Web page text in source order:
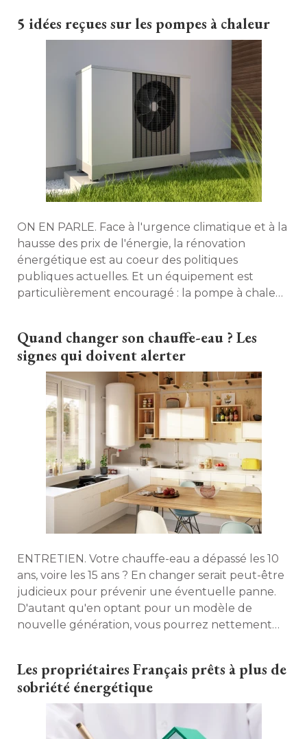
5 idées reçues sur les pompes à chaleur
ON EN PARLE. Face à l'urgence climatique et à la
hausse des prix de l'énergie, la rénovation
énergétique est au coeur des politiques
publiques actuelles. Et un équipement est
particulièrement encouragé : la pompe à chaleur
idées reçues qui circulent sur les PAC, avec
François Deroche, président de l'Association
française pour les pompes à chaleur (AFPAC) et
Martin Lagane, directeur de la communication de
l'Agence nationale de l'habitat (ANAH).
Quand changer son chauffe-eau ? Les
signes qui doivent alerter
ENTRETIEN. Votre chauffe-eau a dépassé les 10
ans, voire les 15 ans ? En changer serait peut-être
judicieux pour prévenir une éventuelle panne.
D'autant qu'en optant pour un modèle de
nouvelle génération, vous pourrez nettement
détecter les signes de vétusté de votre appareil.
Les propriétaires Français prêts à plus de
sobriété énergétique